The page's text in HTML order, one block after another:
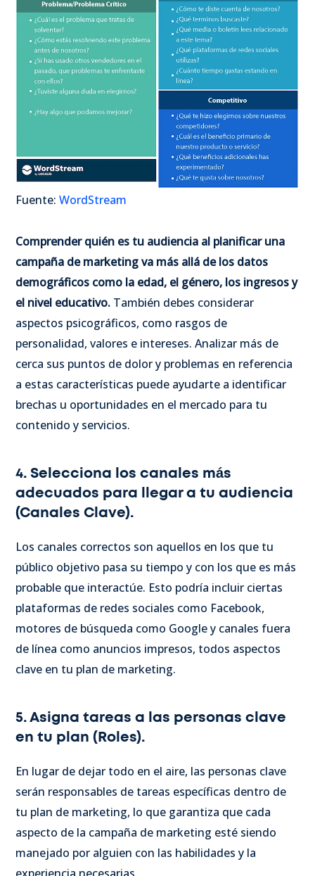
Fuente: WordStream
Comprender quién es tu audiencia al planificar una
campaña de marketing va más allá de los datos
demográficos como la edad, el género, los ingresos y
el nivel educativo. También debes considerar
aspectos psicográficos, como rasgos de
personalidad, valores e intereses. Analizar más de
cerca sus puntos de dolor y problemas en referencia
a estas características puede ayudarte a identificar
brechas u oportunidades en el mercado para tu
contenido y servicios.
4. Selecciona los canales más
adecuados para llegar a tu audiencia
(Canales Clave).
Los canales correctos son aquellos en los que tu
público objetivo pasa su tiempo y con los que es más
probable que interactúe. Esto podría incluir ciertas
plataformas de redes sociales como Facebook,
motores de búsqueda como Google y canales fuera
de línea como anuncios impresos, todos aspectos
clave en tu plan de marketing.
5. Asigna tareas a las personas clave
en tu plan (Roles).
En lugar de dejar todo en el aire, las personas clave
serán responsables de tareas específicas dentro de
tu plan de marketing, lo que garantiza que cada
aspecto de la campaña de marketing esté siendo
manejado por alguien con las habilidades y la
experiencia necesarias.